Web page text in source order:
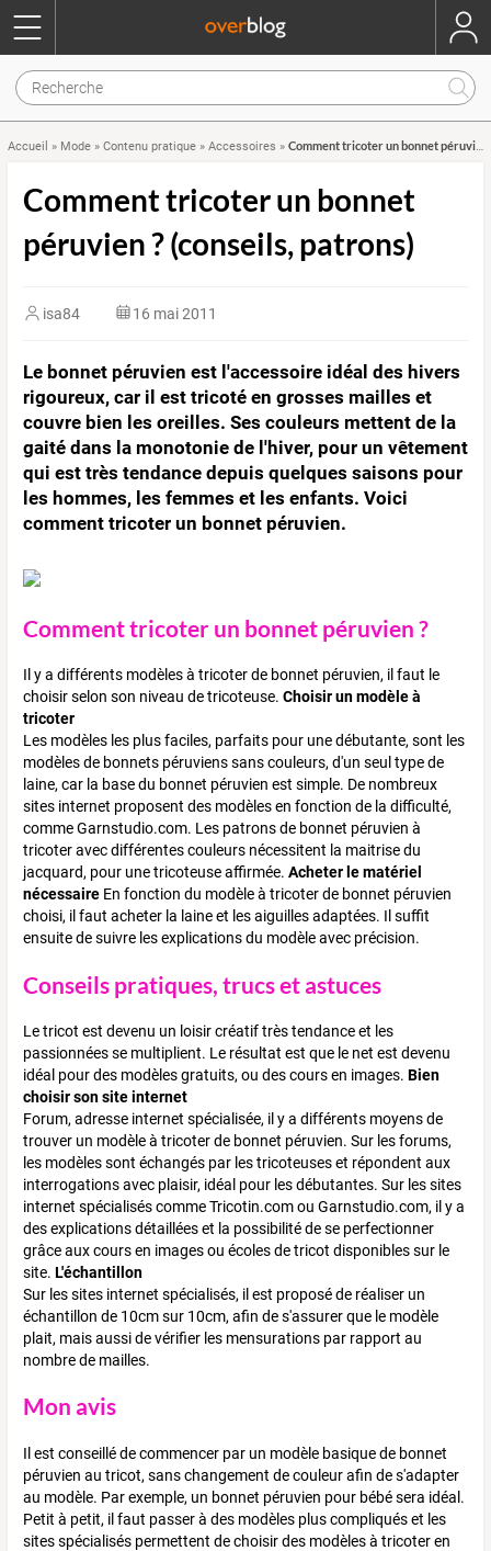
Accueil » Mode » Contenu pratique » Accessoires » Comment tricoter un bonnet péruvien ? (conseils, patrons)
Comment tricoter un bonnet
péruvien ? (conseils, patrons)
isa84 16 mai 2011
Le bonnet péruvien est l'accessoire idéal des hivers
rigoureux, car il est tricoté en grosses mailles et
couvre bien les oreilles. Ses couleurs mettent de la
gaité dans la monotonie de l'hiver, pour un vêtement
qui est très tendance depuis quelques saisons pour
les hommes, les femmes et les enfants. Voici
comment tricoter un bonnet péruvien.
Comment tricoter un bonnet péruvien ?
Il y a différents modèles à tricoter de bonnet péruvien, il faut le
choisir selon son niveau de tricoteuse. Choisir un modèle à
tricoter
Les modèles les plus faciles, parfaits pour une débutante, sont les
modèles de bonnets péruviens sans couleurs, d'un seul type de
laine, car la base du bonnet péruvien est simple. De nombreux
sites internet proposent des modèles en fonction de la difficulté,
comme Garnstudio.com. Les patrons de bonnet péruvien à
tricoter avec différentes couleurs nécessitent la maitrise du
jacquard, pour une tricoteuse affirmée. Acheter le matériel
nécessaire En fonction du modèle à tricoter de bonnet péruvien
choisi, il faut acheter la laine et les aiguilles adaptées. Il suffit
ensuite de suivre les explications du modèle avec précision.
Conseils pratiques, trucs et astuces
Le tricot est devenu un loisir créatif très tendance et les
passionnées se multiplient. Le résultat est que le net est devenu
idéal pour des modèles gratuits, ou des cours en images. Bien
choisir son site internet
Forum, adresse internet spécialisée, il y a différents moyens de
trouver un modèle à tricoter de bonnet péruvien. Sur les forums,
les modèles sont échangés par les tricoteuses et répondent aux
interrogations avec plaisir, idéal pour les débutantes. Sur les sites
internet spécialisés comme Tricotin.com ou Garnstudio.com, il y a
des explications détaillées et la possibilité de se perfectionner
grâce aux cours en images ou écoles de tricot disponibles sur le
site. L'échantillon
Sur les sites internet spécialisés, il est proposé de réaliser un
échantillon de 10cm sur 10cm, afin de s'assurer que le modèle
plait, mais aussi de vérifier les mensurations par rapport au
nombre de mailles.
Mon avis
Il est conseillé de commencer par un modèle basique de bonnet
péruvien au tricot, sans changement de couleur afin de s'adapter
au modèle. Par exemple, un bonnet péruvien pour bébé sera idéal.
Petit à petit, il faut passer à des modèles plus compliqués et les
sites spécialisés permettent de choisir des modèles à tricoter en